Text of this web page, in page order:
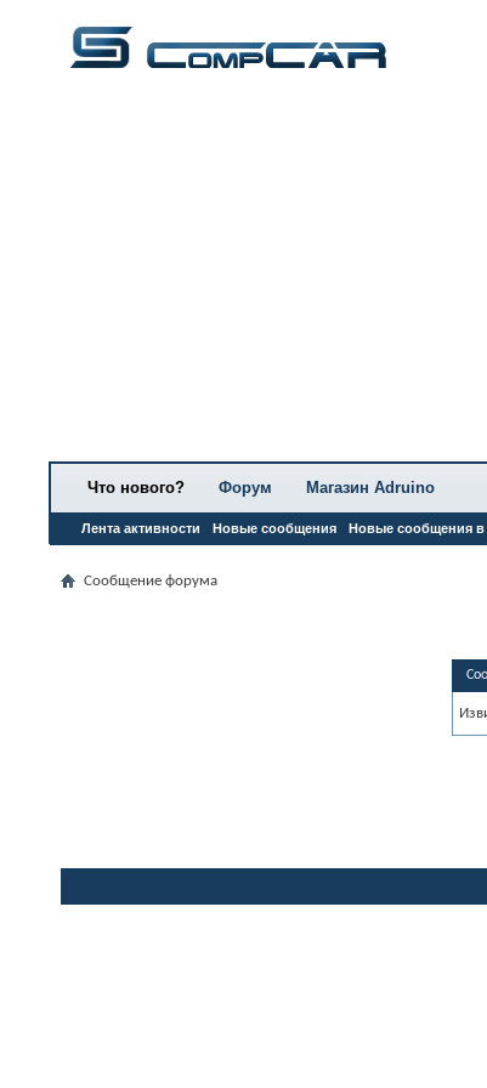
Что нового?
Лента активности Новые сообщения Новые сообщения в
Форум Магазин Adruino
Сообщение форума